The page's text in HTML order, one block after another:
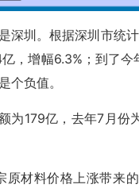
深圳。根据深圳市统
，增幅6.3%；到了
个负值。
为179亿，去年7月
材料价格上涨带来